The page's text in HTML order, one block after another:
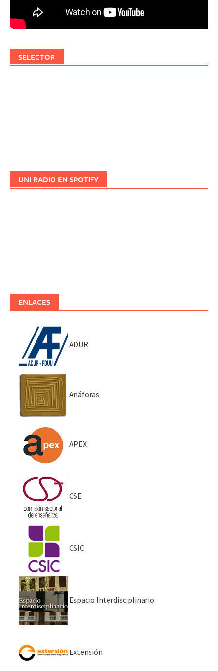
SELECTOR
UNI RADIO EN SPOTIFY
ENLACES
ADUR
Anáforas
APEX
CSE
CSIC
Espacio Interdisciplinario
Extensión